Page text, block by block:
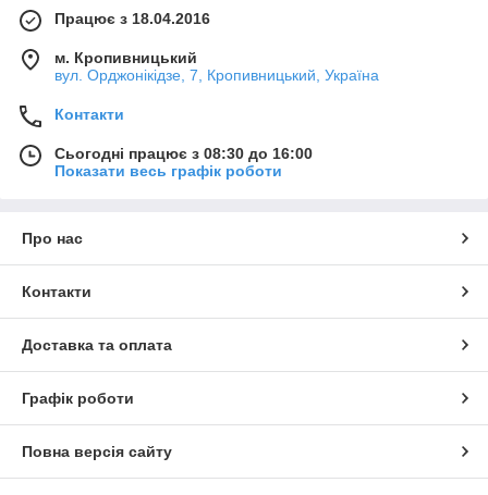
Працює з 18.04.2016
м. Кропивницький
вул. Орджонікідзе, 7, Кропивницький, Україна
Контакти
Сьогодні працює з 08:30 до 16:00
Показати весь графік роботи
Про нас
Контакти
Доставка та оплата
Графік роботи
Повна версія сайту